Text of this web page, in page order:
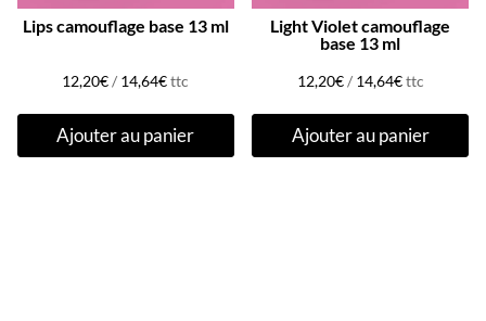
Lips camouflage base 13 ml
12,20€/ 14,64€ttc
Ajouter au panier
Light Violet camouflage
base 13 ml
12,20€/ 14,64€ttc
Ajouter au panier